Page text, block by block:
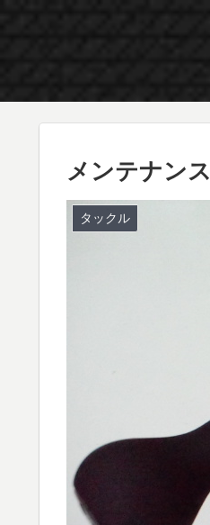
メンテナンス
タックル